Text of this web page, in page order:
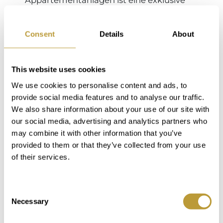
Consent Details About
This website uses cookies
We use cookies to personalise content and ads, to
provide social media features and to analyse our traffic.
We also share information about your use of our site with
our social media, advertising and analytics partners who
may combine it with other information that you’ve
provided to them or that they’ve collected from your use
of their services.
Selection
Necessary
Metern Breite und einen kleinen
Yachthafen.